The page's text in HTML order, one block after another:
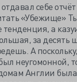
себе
«Убежище»
тенденция, а
за десять
А
неугомонной,
Англии